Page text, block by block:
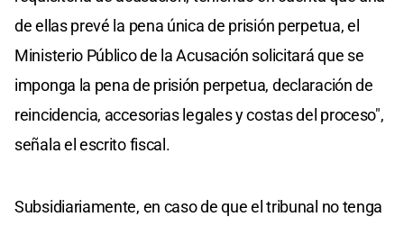
de ellas prevé la pena única de prisión perpetua, el
Ministerio Público de la Acusación solicitará que se
imponga la pena de prisión perpetua, declaración de
reincidencia, accesorias legales y costas del proceso",
señala el escrito fiscal.
Subsidiariamente, en caso de que el tribunal no tenga